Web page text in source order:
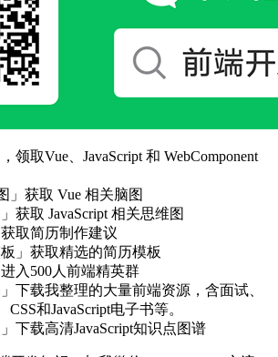
领取Vue、JavaScript 和 WebComponent
」获取 Vue 相关脑图
获取 JavaScript 相关思维图
取简历制作建议
」获取精选的简历模板
入500人前端精英群
下载我整理的大量前端资源，含面试、
CSS和JavaScript电子书等。
下载高清JavaScript知识点图谱